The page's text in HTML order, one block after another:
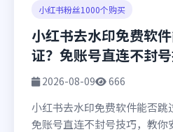
小红书粉丝1000个购买
小红书去水印免费软
证？免账号直连不封
2026-08-09 666
小红书去水印免费软件能否跳
免账号直连不封号技巧，教你